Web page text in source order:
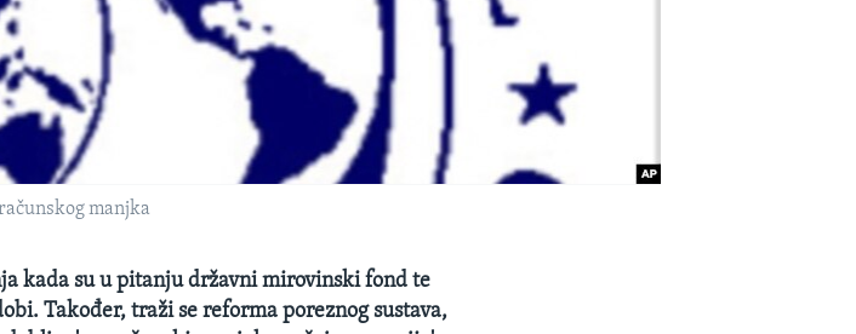
manjka
kada su u pitanju državni mirovinski fond te
Također, traži se reforma poreznog sustava,